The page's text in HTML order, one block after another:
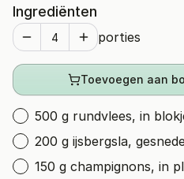
Ingrediënten
porties
Toevoegen aan
500 g rundvlees, in
200 g ijsbergsla,
150 g champignons, in